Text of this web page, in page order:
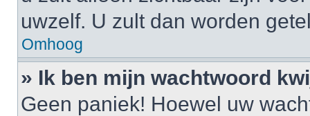
uwzelf. U zult dan worden
Omhoog
» Ik ben mijn wachtwoord
Geen paniek! Hoewel uw